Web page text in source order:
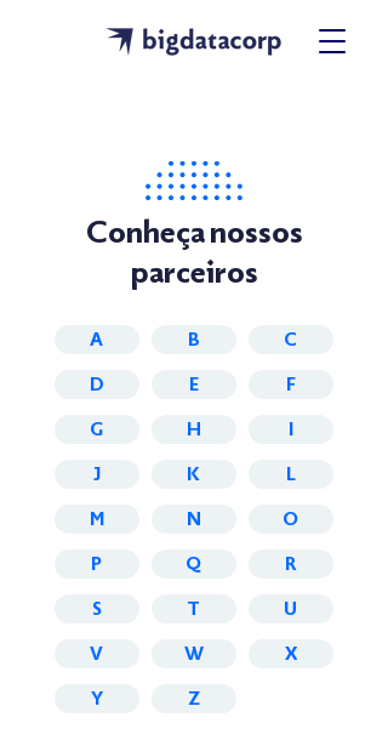
Conheça nossos
parceiros
A B C
D E F
G H I
J K L
M N O
P Q R
S T U
V W X
Y Z